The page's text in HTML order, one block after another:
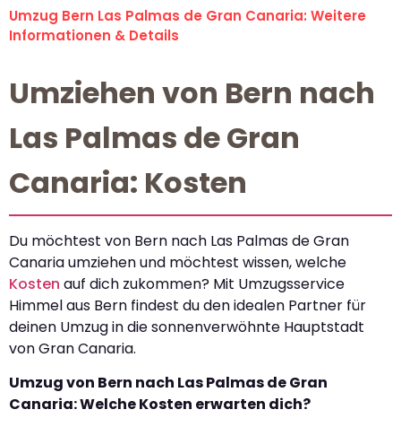
Umzug Bern Las Palmas de Gran Canaria: Weitere
Informationen & Details
Umziehen von Bern nach
Las Palmas de Gran
Canaria: Kosten
Du möchtest von Bern nach Las Palmas de Gran
Canaria umziehen und möchtest wissen, welche
Kosten auf dich zukommen? Mit Umzugsservice
Himmel aus Bern findest du den idealen Partner für
deinen Umzug in die sonnenverwöhnte Hauptstadt
von Gran Canaria.
Umzug von Bern nach Las Palmas de Gran
Canaria: Welche Kosten erwarten dich?